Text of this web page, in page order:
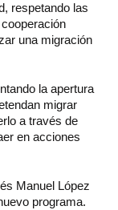
respetando las
una migración
la apertura
migrar
a través de
en acciones
Manuel López
programa.